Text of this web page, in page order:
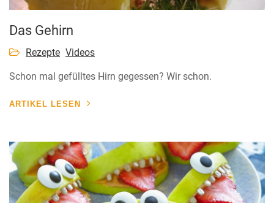
Das Gehirn
Rezepte Videos
Schon mal gefülltes Hirn gegessen? Wir schon.
ARTIKEL LESEN